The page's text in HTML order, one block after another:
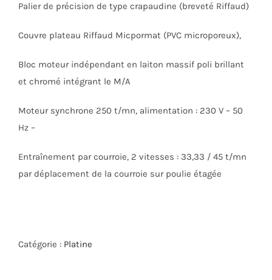
Palier de précision de type crapaudine (breveté Riffaud)
Couvre plateau Riffaud Micpormat (PVC microporeux),
Bloc moteur indépendant en laiton massif poli brillant
et chromé intégrant le M/A
Moteur synchrone 250 t/mn, alimentation : 230 V – 50
Hz –
Entraînement par courroie, 2 vitesses : 33,33 / 45 t/mn
par déplacement de la courroie sur poulie étagée
Catégorie : Platine